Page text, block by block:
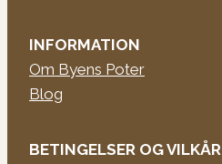
INFORMATION
Om Byens Poter
Blog
BETINGELSER OG VILKÅR